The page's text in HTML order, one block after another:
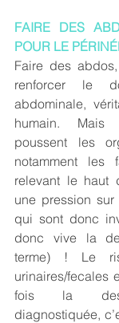
FAIRE DES
POUR LE
Faire des
renforcer le
abdominale,
humain. Mais
poussent les
notamment les
relevant le haut
une pression
qui sont donc
donc vive la
terme) ! Le
urinaires/fecales
fois la
diagnostiquée,